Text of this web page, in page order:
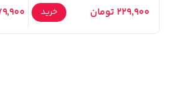
229,900 تومان خرید 179,900